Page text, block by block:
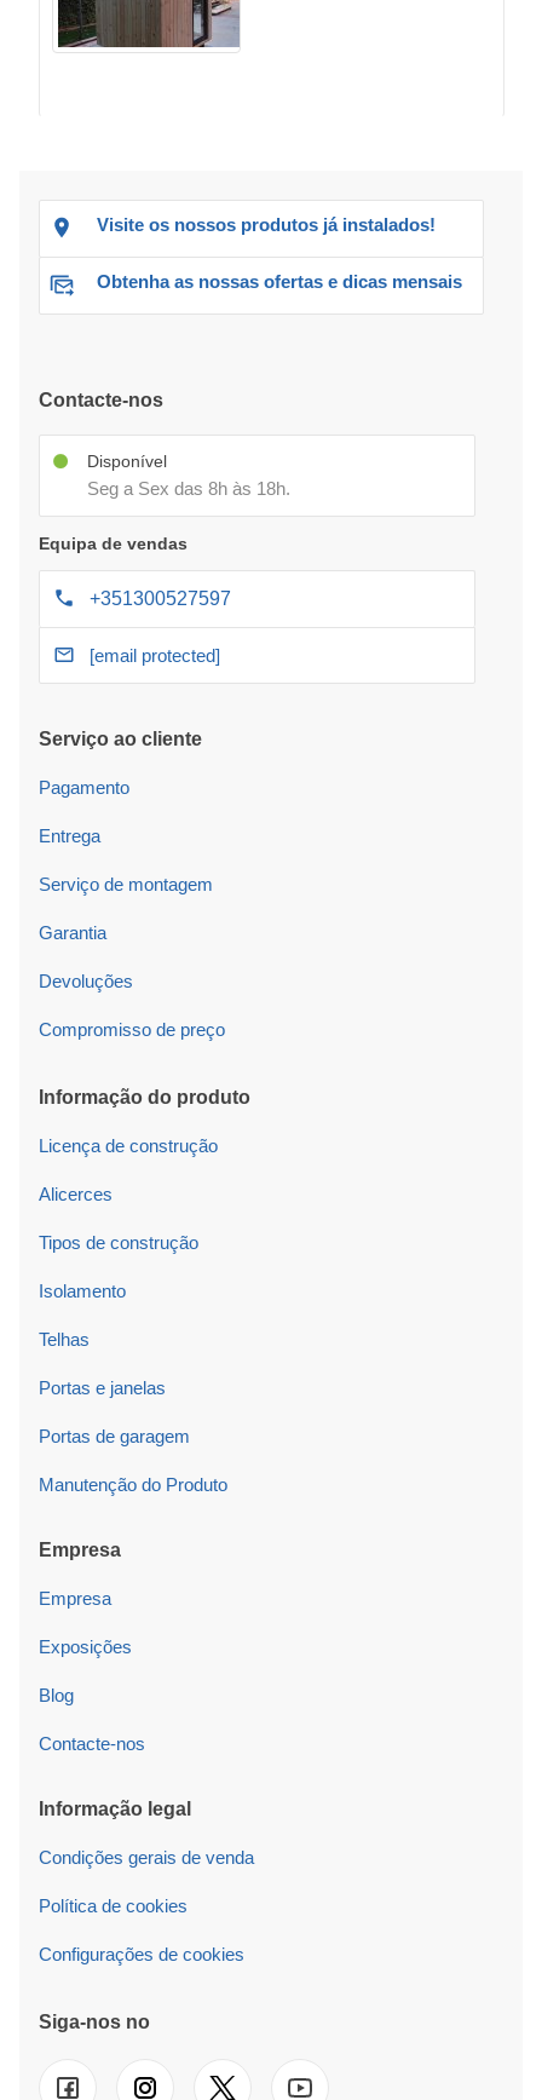
Visite os nossos produtos já instalados!
Obtenha as nossas ofertas e dicas mensais
Contacte-nos
Disponível
Seg a Sex das 8h às 18h.
Equipa de vendas
+351300527597
[email protected]
Serviço ao cliente
Pagamento
Entrega
Serviço de montagem
Garantia
Devoluções
Compromisso de preço
Informação do produto
Licença de construção
Alicerces
Tipos de construção
Isolamento
Telhas
Portas e janelas
Portas de garagem
Manutenção do Produto
Empresa
Empresa
Exposições
Blog
Contacte-nos
Informação legal
Condições gerais de venda
Política de cookies
Configurações de cookies
Siga-nos no